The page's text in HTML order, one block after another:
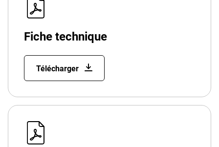
Fiche technique
Télécharger